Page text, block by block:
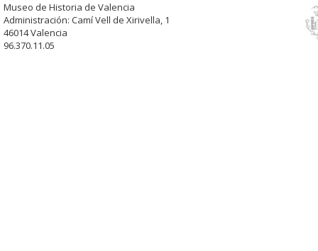
Museo de Historia de Valencia
Administración: Camí Vell de Xirivella, 1
46014 Valencia
96.370.11.05